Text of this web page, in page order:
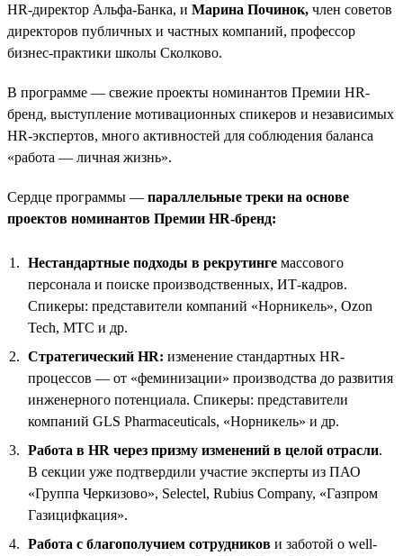
HR-директор Альфа-Банка, и Марина Починок, член советов
директоров публичных и частных компаний, профессор
бизнес-практики школы Сколково.
В программе — свежие проекты номинантов Премии HR-
бренд, выступление мотивационных спикеров и независимых
HR-экспертов, много активностей для соблюдения баланса
«работа — личная жизнь».
Сердце программы — параллельные треки на основе
проектов номинантов Премии HR-бренд:
Нестандартные подходы в рекрутинге массового
персонала и поиске производственных, ИТ-кадров.
Спикеры: представители компаний «Норникель», Ozon
Tech, МТС и др.
Стратегический HR: изменение стандартных HR-
процессов — от «феминизации» производства до развития
инженерного потенциала. Спикеры: представители
компаний GLS Pharmaceuticals, «Норникель» и др.
Работа в HR через призму изменений в целой отрасли.
В секции уже подтвердили участие эксперты из ПАО
«Группа Черкизово», Selectel, Rubius Company, «Газпром
Газицифкация».
Работа с благополучием сотрудников и заботой о well-